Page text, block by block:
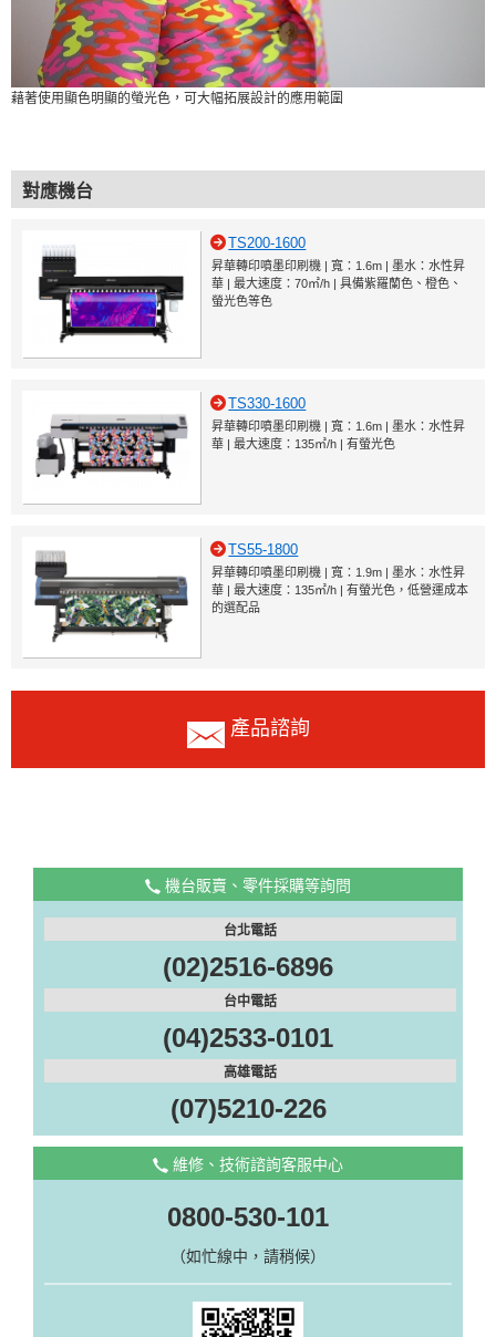
藉著使用顯色明顯的螢光色，可大幅拓展設計的應用範圍
對應機台
TS200-1600
昇華轉印噴墨印刷機 | 寬：1.6m | 墨水：水性昇
華 | 最大速度：70㎡/h | 具備紫羅蘭色、橙色、
螢光色等色
TS330-1600
昇華轉印噴墨印刷機 | 寬：1.6m | 墨水：水性昇
華 | 最大速度：135㎡/h | 有螢光色
TS55-1800
昇華轉印噴墨印刷機 | 寬：1.9m | 墨水：水性昇
華 | 最大速度：135㎡/h | 有螢光色，低營運成本
的選配品
產品諮詢
機台販賣、零件採購等詢問
台北電話
(02)2516-6896
台中電話
(04)2533-0101
高雄電話
(07)5210-226
維修、技術諮詢客服中心
0800-530-101
（如忙線中，請稍候）